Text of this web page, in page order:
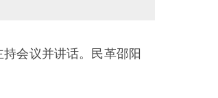
会议并讲话。民革邵阳